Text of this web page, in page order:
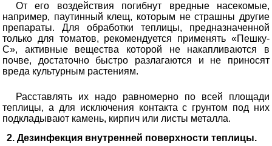
От его воздействия погибнут вредные насекомые,
например, паутинный клещ, которым не страшны другие
препараты. Для обработки теплицы, предназначенной
только для томатов, рекомендуется применять «Пешку-
С», активные вещества которой не накапливаются в
почве, достаточно быстро разлагаются и не приносят
вреда культурным растениям.
Расставлять их надо равномерно по всей площади
теплицы, а для исключения контакта с грунтом под них
подкладывают камень, кирпич или листы металла.
Дезинфекция внутренней поверхности теплицы.